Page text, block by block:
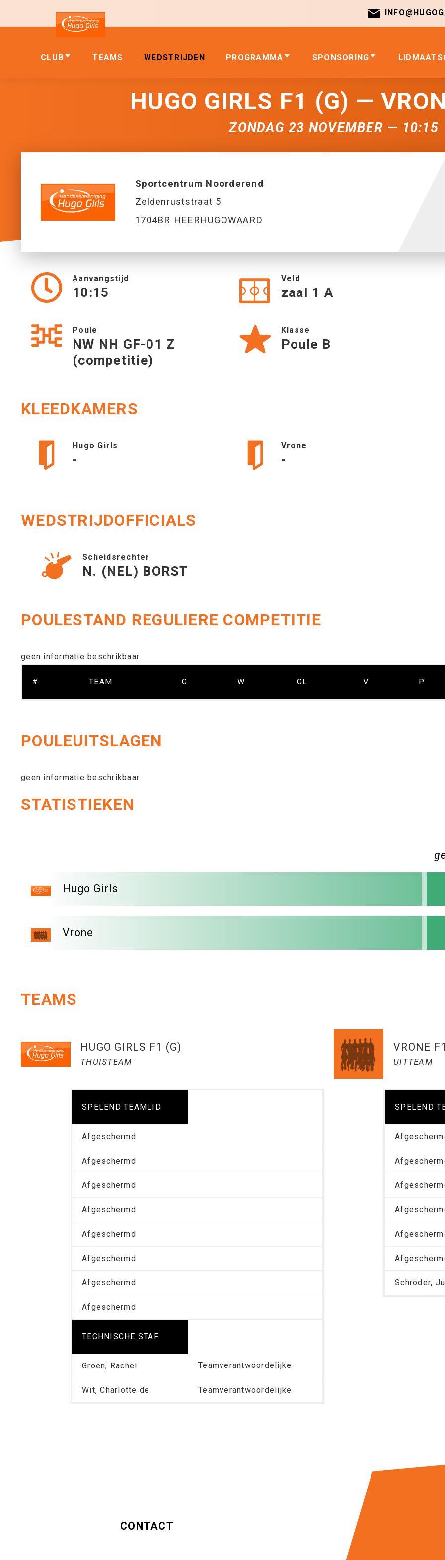
CLUB TEAMS WEDSTRIJDEN PROGRAMMA SPONSORING
HUGO GIRLS F1 (G) —
ZONDAG 23 NOVEMBER — 10:15
Sportcentrum Noorderend
Zeldenruststraat 5
1704BR HEERHUGOWAARD
Aanvangstijd
10:15
Veld
zaal 1 A
Poule
NW NH GF-01 Z
(competitie)
Klasse
Poule B
KLEEDKAMERS
Hugo Girls
-
Vrone
-
WEDSTRIJDOFFICIALS
Scheidsrechter
N. (NEL) BORST
POULESTAND REGULIERE COMPETITIE
geen informatie beschrikbaar
# TEAM G W GL V P
POULEUITSLAGEN
geen informatie beschrikbaar
STATISTIEKEN
Hugo Girls
Vrone
TEAMS
HUGO GIRLS F1 (G)
THUISTEAM
SPELEND TEAMLID
Afgeschermd
Afgeschermd
Afgeschermd
Afgeschermd
Afgeschermd
Afgeschermd
Afgeschermd
Afgeschermd
TECHNISCHE STAF
Groen, Rachel Teamverantwoordelijke
Wit, Charlotte de Teamverantwoordelijke
VRONE
UITTEAM
SPELEND
Schröder,
CONTACT